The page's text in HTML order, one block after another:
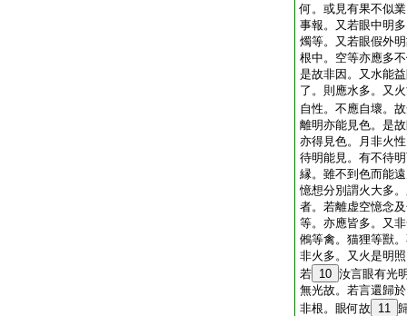
何。或見有果不似
事報。又若眼中明
燭等。又若眼假外
根中。空等亦應多
是故非因。又水能
了。則應水多。又
自性。不應自壞。
離明亦能見色。是
亦得見色。月非火
待明能見。有不待
縁。雖不到色而能
憶想分別謂火大多
者。若離虚空憶念
等。亦應皆多。又
鵂等禽。猫狸等獸
非火多。又火是明
若 10 汝言眼有光
無光故。若言還歸
非根。眼何故
11